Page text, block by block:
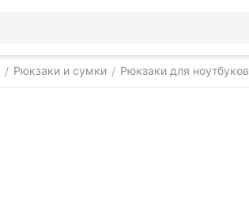
/ Рюкзаки и сумки / Рюкзаки для ноутбуков